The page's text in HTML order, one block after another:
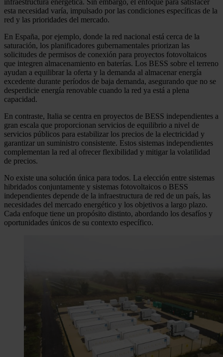
infraestructura energética. Sin embargo, el enfoque para satisfacer
esta necesidad varía, impulsado por las condiciones específicas de la
red y las prioridades del mercado.
En España, por ejemplo, donde la red nacional está cerca de la
saturación, los planificadores gubernamentales priorizan las
solicitudes de permisos de conexión para proyectos fotovoltaicos
que integren almacenamiento en baterías. Los BESS sobre el terreno
ayudan a equilibrar la oferta y la demanda al almacenar energía
excedente durante períodos de baja demanda, asegurando que no se
desperdicie energía renovable cuando la red ya está a plena
capacidad.
En contraste, Italia se centra en proyectos de BESS independientes a
gran escala que proporcionan servicios de equilibrio a nivel de
servicios públicos para estabilizar los precios de la electricidad y
garantizar un suministro consistente. Estos sistemas independientes
complementan la red al ofrecer flexibilidad y mitigar la volatilidad
de precios.
No existe una solución única para todos. La elección entre sistemas
hibridados conjuntamente y sistemas fotovoltaicos o BESS
independientes depende de la infraestructura de red de un país, las
necesidades del mercado energético y los objetivos a largo plazo.
Cada enfoque tiene un propósito distinto, abordando los desafíos y
oportunidades únicos de su contexto específico.